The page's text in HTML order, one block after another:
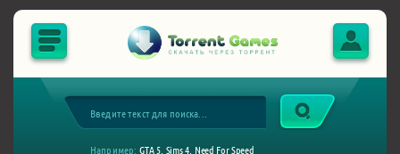
Например: GTA 5, Sims 4, Need For Speed